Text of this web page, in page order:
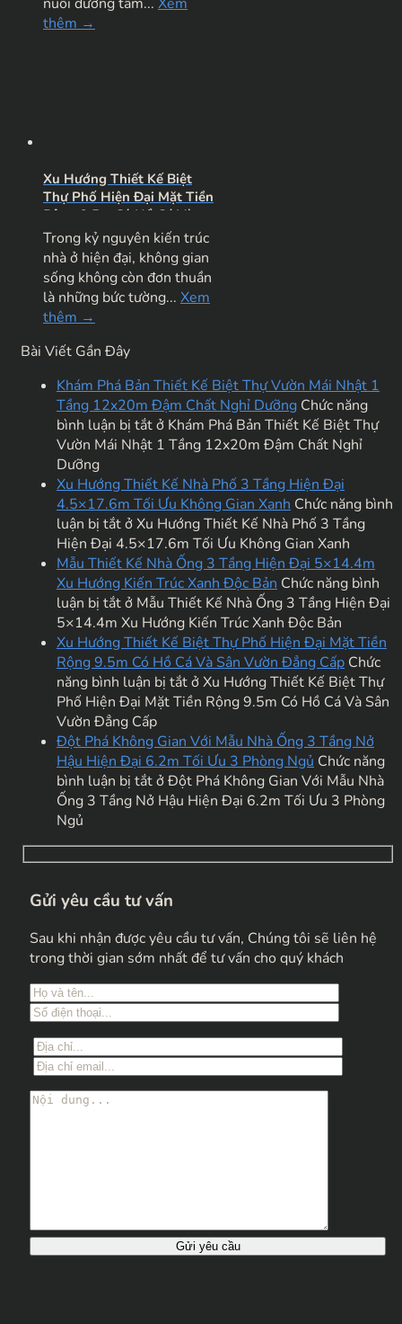
nuôi dưỡng tâm... Xem
thêm →
Xu Hướng Thiết Kế Biệt
Thự Phố Hiện Đại Mặt Tiền
Rộng 9.5m Có Hồ Cá Và
Sân Vườn Đẳng Cấp
Trong kỷ nguyên kiến trúc
nhà ở hiện đại, không gian
sống không còn đơn thuần
là những bức tường... Xem
thêm →
Bài Viết Gần Đây
Khám Phá Bản Thiết Kế Biệt Thự Vườn Mái Nhật 1
Tầng 12x20m Đậm Chất Nghỉ Dưỡng Chức năng
bình luận bị tắtở Khám Phá Bản Thiết Kế Biệt Thự
Vườn Mái Nhật 1 Tầng 12x20m Đậm Chất Nghỉ
Dưỡng
Xu Hướng Thiết Kế Nhà Phố 3 Tầng Hiện Đại
4.5×17.6m Tối Ưu Không Gian Xanh Chức năng bình
luận bị tắtở Xu Hướng Thiết Kế Nhà Phố 3 Tầng
Hiện Đại 4.5×17.6m Tối Ưu Không Gian Xanh
Mẫu Thiết Kế Nhà Ống 3 Tầng Hiện Đại 5×14.4m
Xu Hướng Kiến Trúc Xanh Độc Bản Chức năng bình
luận bị tắtở Mẫu Thiết Kế Nhà Ống 3 Tầng Hiện Đại
5×14.4m Xu Hướng Kiến Trúc Xanh Độc Bản
Xu Hướng Thiết Kế Biệt Thự Phố Hiện Đại Mặt Tiền
Rộng 9.5m Có Hồ Cá Và Sân Vườn Đẳng Cấp Chức
năng bình luận bị tắtở Xu Hướng Thiết Kế Biệt Thự
Phố Hiện Đại Mặt Tiền Rộng 9.5m Có Hồ Cá Và Sân
Vườn Đẳng Cấp
Đột Phá Không Gian Với Mẫu Nhà Ống 3 Tầng Nở
Hậu Hiện Đại 6.2m Tối Ưu 3 Phòng Ngủ Chức năng
bình luận bị tắtở Đột Phá Không Gian Với Mẫu Nhà
Ống 3 Tầng Nở Hậu Hiện Đại 6.2m Tối Ưu 3 Phòng
Ngủ
Gửi yêu cầu tư vấn
Sau khi nhận được yêu cầu tư vấn, Chúng tôi sẽ liên hệ
trong thời gian sớm nhất để tư vấn cho quý khách